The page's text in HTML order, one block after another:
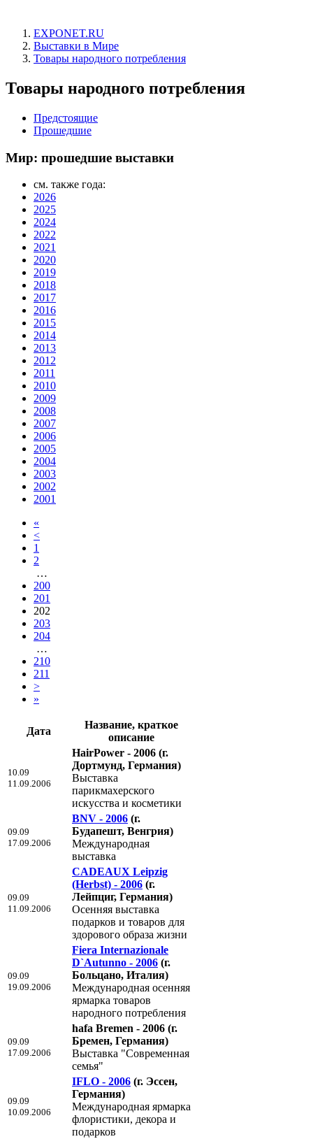
EXPONET.RU
Выставки в Мире
Товары народного потребления
Товары народного потребления
Предстоящие
Прошедшие
Мир: прошедшие выставки
см. также года:
2026
2025
2024
2022
2021
2020
2019
2018
2017
2016
2015
2014
2013
2012
2011
2010
2009
2008
2007
2006
2005
2004
2003
2002
2001
«
<
1
2
…
200
201
202
203
204
…
210
211
>
»
Дата
Название, краткое
описание
10.09
11.09.2006
HairPower - 2006 (г.
Дортмунд, Германия)
Выставка
парикмахерского
искусства и косметики
09.09
17.09.2006
BNV - 2006 (г.
Будапешт, Венгрия)
Международная
выставка
09.09
11.09.2006
CADEAUX Leipzig
(Herbst) - 2006 (г.
Лейпциг, Германия)
Осенняя выставка
подарков и товаров для
здорового образа жизни
09.09
19.09.2006
Fiera Internazionale
D`Autunno - 2006 (г.
Больцано, Италия)
Международная осенняя
ярмарка товаров
народного потребления
09.09
17.09.2006
hafa Bremen - 2006 (г.
Бремен, Германия)
Выставка "Современная
семья"
09.09
10.09.2006
IFLO - 2006 (г. Эссен,
Германия)
Международная ярмарка
флористики, декора и
подарков